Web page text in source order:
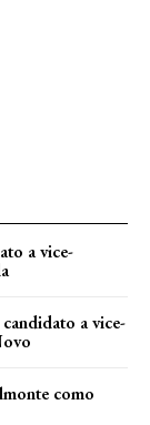
a vice-
a vice-
como